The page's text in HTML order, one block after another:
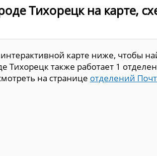
Тихорецк на карте,
карте ниже, чтобы
также работает 1
на странице отделений